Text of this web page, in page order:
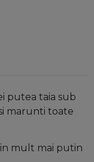
putea taia sub
marunti toate
mult mai putin